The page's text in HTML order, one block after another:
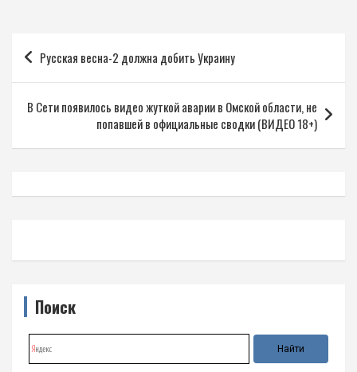
Навигация
по
записям
Русская весна-2 должна добить Украину
В Сети появилось видео жуткой аварии в Омской области, не
попавшей в официальные сводки (ВИДЕО 18+)
Поиск